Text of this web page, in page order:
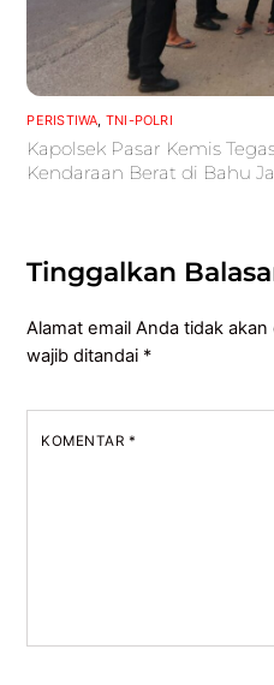
PERISTIWA TNI-POLRI
Kapolsek Pasar Kemis
Kendaraan Berat di Bahu
Tinggalkan
Alamat email Anda tidak akan
wajib ditandai *
KOMENTAR *